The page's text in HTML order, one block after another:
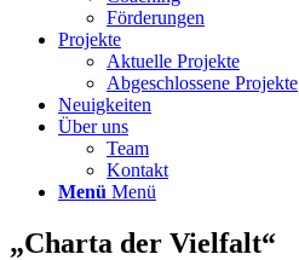
Förderungen
Projekte
Aktuelle Projekte
Abgeschlossene Projekte
Neuigkeiten
Über uns
Team
Kontakt
Menü Menü
„Charta der Vielfalt“